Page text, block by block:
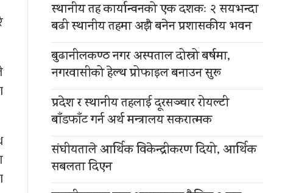
स्थानीय तह कार्यान्वनको एक दशकः २ सयभन्दा
बढी स्थानीय तहमा अझै बनेन प्रशासकीय भवन
बुढानीलकण्ठ नगर अस्पताल दोस्रो बर्षमा,
नगरवासीको हेल्थ प्रोफाइल बनाउन सुरू
प्रदेश र स्थानीय तहलाई दूरसञ्चार रोयल्टी
बाँडफाँट गर्न अर्थ मन्त्रालय सकरात्मक
संघीयताले आर्थिक विकेन्द्रीकरण दियो, आर्थिक
सबलता दिएन